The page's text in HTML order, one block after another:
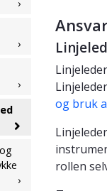
og bruk
rollen